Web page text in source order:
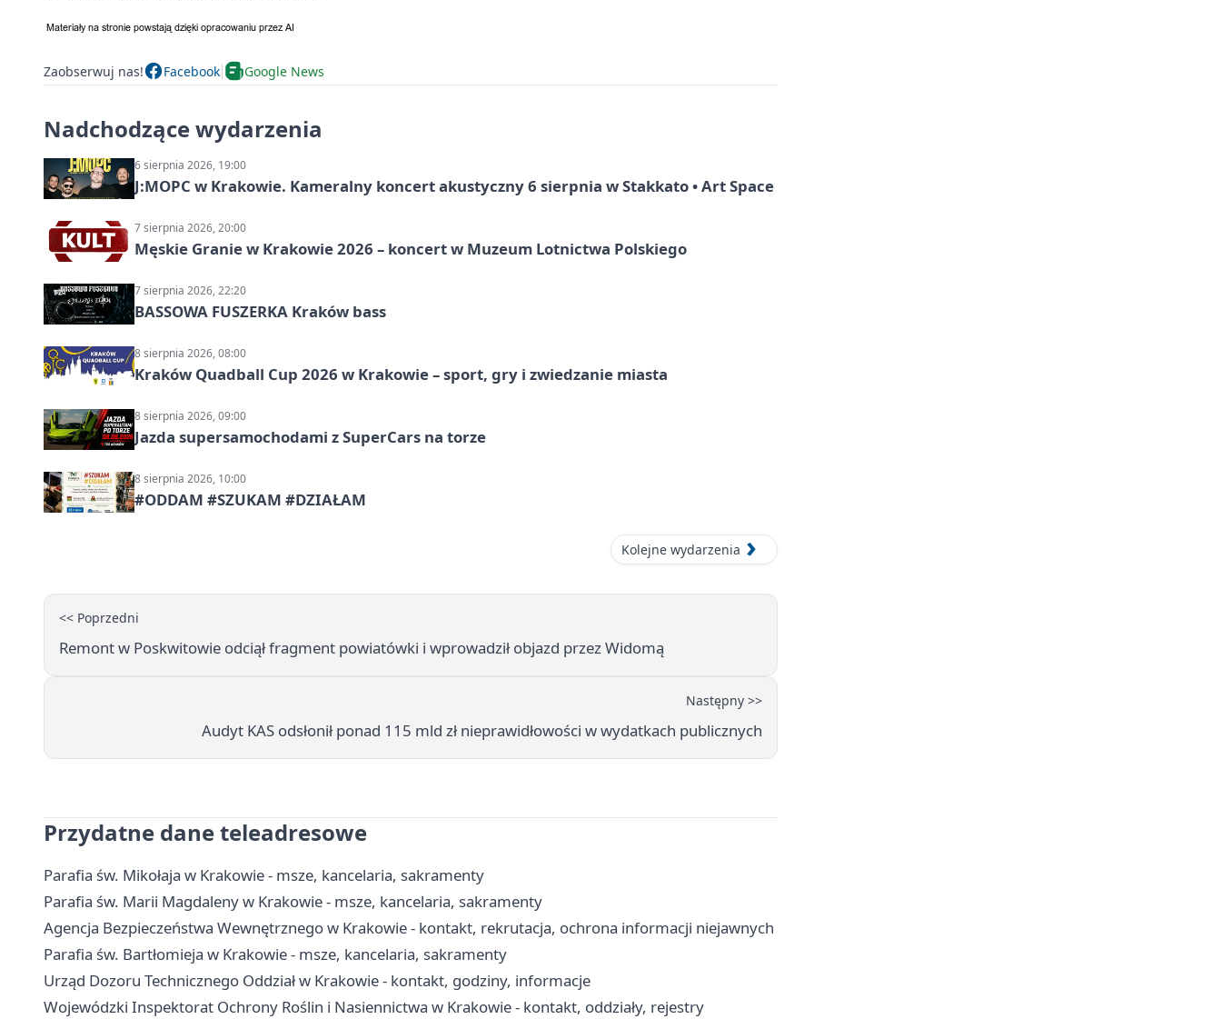
Zaobserwuj nas! Facebook Google News
Nadchodzące wydarzenia
6 sierpnia 2026, 19:00
J:МОРС w Krakowie. Kameralny koncert akustyczny 6 sierpnia w Stakkato • Art Space
7 sierpnia 2026, 20:00
Męskie Granie w Krakowie 2026 – koncert w Muzeum Lotnictwa Polskiego
7 sierpnia 2026, 22:20
BASSOWA FUSZERKA Kraków bass
8 sierpnia 2026, 08:00
Kraków Quadball Cup 2026 w Krakowie – sport, gry i zwiedzanie miasta
8 sierpnia 2026, 09:00
Jazda supersamochodami z SuperCars na torze
8 sierpnia 2026, 10:00
#ODDAM #SZUKAM #DZIAŁAM
Kolejne wydarzenia
<< Poprzedni
Remont w Poskwitowie odciął fragment powiatówki i wprowadził objazd przez Widomą
Następny >>
Audyt KAS odsłonił ponad 115 mld zł nieprawidłowości w wydatkach publicznych
Przydatne dane teleadresowe
Parafia św. Mikołaja w Krakowie - msze, kancelaria, sakramenty
Parafia św. Marii Magdaleny w Krakowie - msze, kancelaria, sakramenty
Agencja Bezpieczeństwa Wewnętrznego w Krakowie - kontakt, rekrutacja, ochrona informacji niejawnych
Parafia św. Bartłomieja w Krakowie - msze, kancelaria, sakramenty
Urząd Dozoru Technicznego Oddział w Krakowie - kontakt, godziny, informacje
Wojewódzki Inspektorat Ochrony Roślin i Nasiennictwa w Krakowie - kontakt, oddziały, rejestry